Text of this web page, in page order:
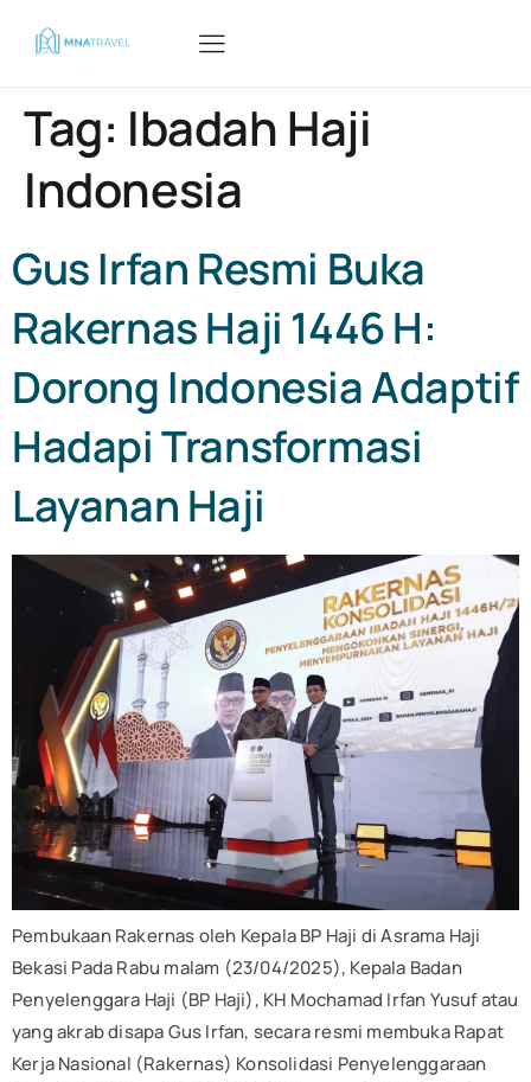
Tag: Ibadah Haji
Indonesia
Gus Irfan Resmi Buka
Rakernas Haji 1446 H:
Dorong Indonesia Adaptif
Hadapi Transformasi
Layanan Haji
Pembukaan Rakernas oleh Kepala BP Haji di Asrama Haji
Bekasi Pada Rabu malam (23/04/2025), Kepala Badan
Penyelenggara Haji (BP Haji), KH Mochamad Irfan Yusuf atau
yang akrab disapa Gus Irfan, secara resmi membuka Rapat
Kerja Nasional (Rakernas) Konsolidasi Penyelenggaraan